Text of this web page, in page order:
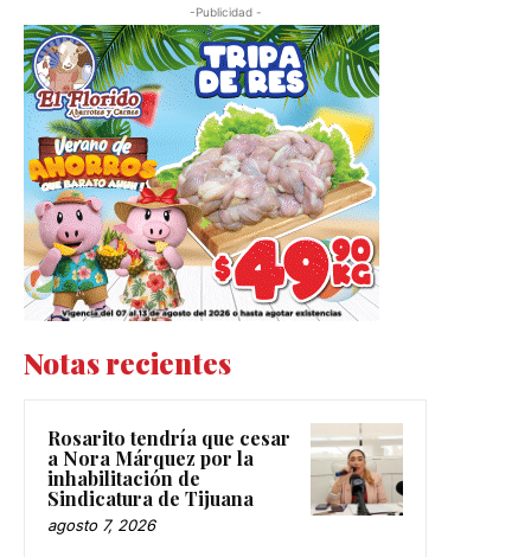
-Publicidad -
Notas recientes
Rosarito tendría que cesar
a Nora Márquez por la
inhabilitación de
Sindicatura de Tijuana
agosto 7, 2026